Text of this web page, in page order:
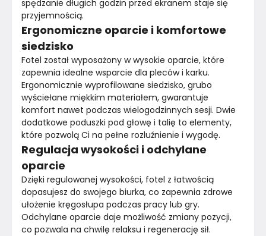
spędzanie długich godzin przed ekranem staje się
przyjemnością.
Ergonomiczne oparcie i komfortowe
siedzisko
Fotel został wyposażony w wysokie oparcie, które
zapewnia idealne wsparcie dla pleców i karku.
Ergonomicznie wyprofilowane siedzisko, grubo
wyściełane miękkim materiałem, gwarantuje
komfort nawet podczas wielogodzinnych sesji. Dwie
dodatkowe poduszki pod głowę i talię to elementy,
które pozwolą Ci na pełne rozluźnienie i wygodę.
Regulacja wysokości i odchylane
oparcie
Dzięki regulowanej wysokości, fotel z łatwością
dopasujesz do swojego biurka, co zapewnia zdrowe
ułożenie kręgosłupa podczas pracy lub gry.
Odchylane oparcie daje możliwość zmiany pozycji,
co pozwala na chwilę relaksu i regenerację sił.